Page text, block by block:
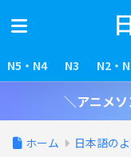
N5・N4 N3 N2・
＼アニメ
ホーム 日本語の